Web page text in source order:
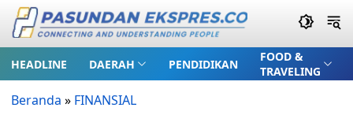
HEADLINE DAERAH PENDIDIKAN
FOOD &
TRAVELING
Beranda » FINANSIAL